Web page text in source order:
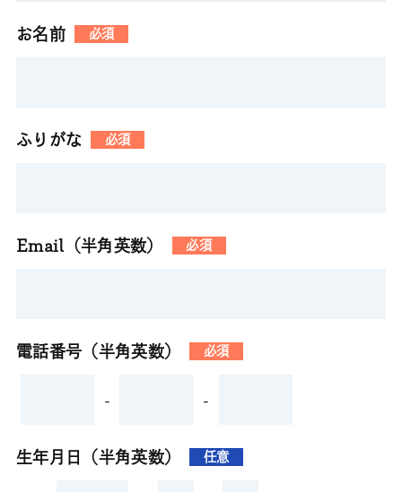
お名前 必須
ふりがな 必須
Email（半角英数） 必須
電話番号（半角英数） 必須
- -
生年月日（半角英数） 任意